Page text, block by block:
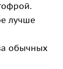
лучше
обычных